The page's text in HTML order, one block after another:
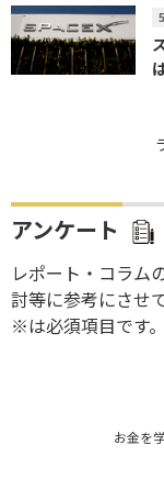
アンケート
レポート・コラム
討等に参考にさせ
※は必須項目です。
お金を